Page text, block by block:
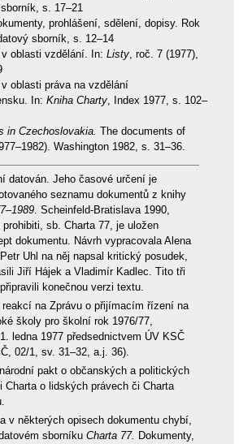
s. 17–21
prohlášení, sdělení, dopisy. Rok
sborník, s. 12–14
oblasti vzdělání. In: Listy, roč. 7 (1977),
oblasti práva na vzdělání
In: Kniha Charty, Index 1977, s. 102–
in Czechoslovakia. The documents of
Washington 1982, s. 31–36.
datován. Jeho časové určení je
seznamu dokumentů z knihy
. Scheinfeld-Bratislava 1990,
sb. Charta 77, je uložen
dokumentu. Návrh vypracovala Alena
Uhl na něj napsal kritický posudek,
Jiří Hájek a Vladimír Kadlec. Tito tři
konečnou verzi textu.
reakcí na Zprávu o přijímacím řízení na
školy pro školní rok 1976/77,
ledna 1977 předsednictvem ÚV KSČ
02/1, sv. 31–32, a.j. 36).
pakt o občanských a politických
Charta o lidských právech či Charta
v některých opisech dokumentu chybí,
sborníku Charta 77. Dokumenty,